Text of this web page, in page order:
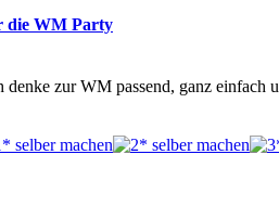
die WM Party
zur WM passend, ganz einfach